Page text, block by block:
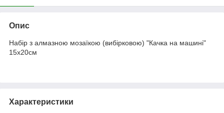
Опис
Набір з алмазною мозаїкою (вибірковою) "Качка на машині"
15x20см
Характеристики